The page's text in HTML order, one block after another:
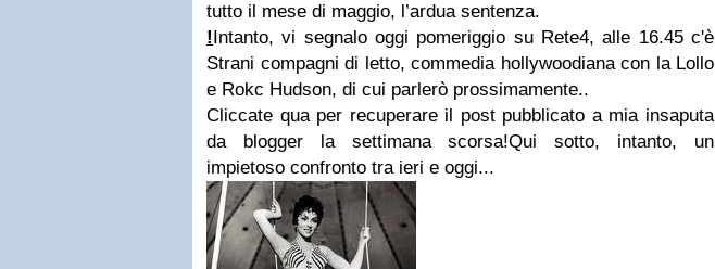
tutto il mese di maggio, l’ardua sentenza.
!Intanto, vi segnalo oggi pomeriggio su Rete4, alle 16.45 c'è
Strani compagni di letto, commedia hollywoodiana con la Lollo
e Rokc Hudson, di cui parlerò prossimamente..
Cliccate qua per recuperare il post pubblicato a mia insaputa
da blogger la settimana scorsa!Qui sotto, intanto, un
impietoso confronto tra ieri e oggi...